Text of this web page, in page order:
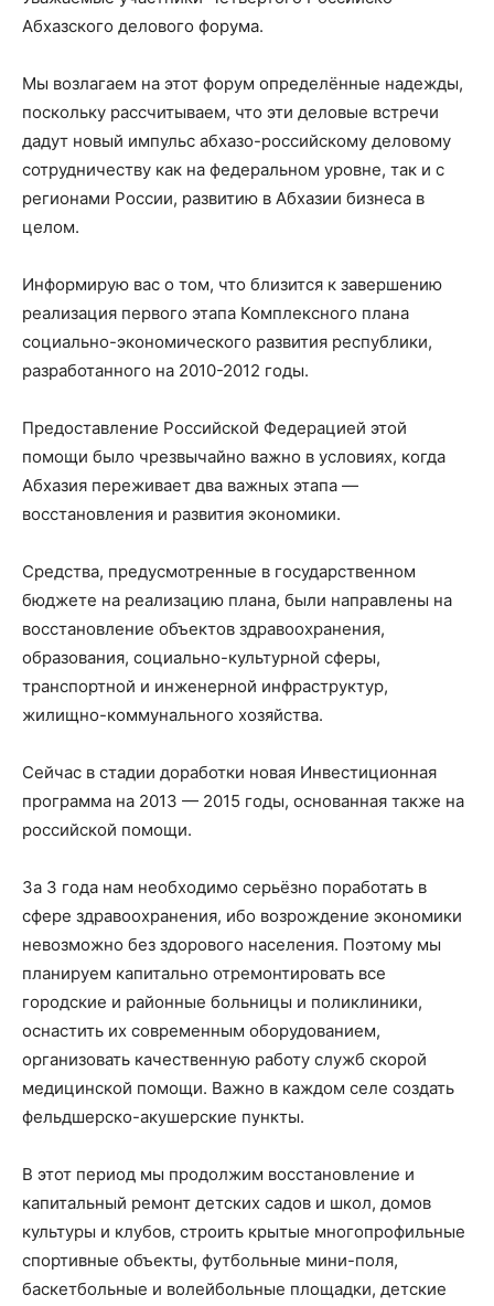
Абхазского делового форума.
Мы возлагаем на этот форум определённые надежды,
поскольку рассчитываем, что эти деловые встречи
дадут новый импульс абхазо-российскому деловому
сотрудничеству как на федеральном уровне, так и с
регионами России, развитию в Абхазии бизнеса в
целом.
Информирую вас о том, что близится к завершению
реализация первого этапа Комплексного плана
социально-экономического развития республики,
разработанного на 2010-2012 годы.
Предоставление Российской Федерацией этой
помощи было чрезвычайно важно в условиях, когда
Абхазия переживает два важных этапа —
восстановления и развития экономики.
Средства, предусмотренные в государственном
бюджете на реализацию плана, были направлены на
восстановление объектов здравоохранения,
образования, социально-культурной сферы,
транспортной и инженерной инфраструктур,
жилищно-коммунального хозяйства.
Сейчас в стадии доработки новая Инвестиционная
программа на 2013 — 2015 годы, основанная также на
российской помощи.
За 3 года нам необходимо серьёзно поработать в
сфере здравоохранения, ибо возрождение экономики
невозможно без здорового населения. Поэтому мы
планируем капитально отремонтировать все
городские и районные больницы и поликлиники,
оснастить их современным оборудованием,
организовать качественную работу служб скорой
медицинской помощи. Важно в каждом селе создать
фельдшерско-акушерские пункты.
В этот период мы продолжим восстановление и
капитальный ремонт детских садов и школ, домов
культуры и клубов, строить крытые многопрофильные
спортивные объекты, футбольные мини-поля,
баскетбольные и волейбольные площадки, детские